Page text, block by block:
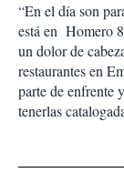
“En el día son
está en Homero
un dolor de
restaurantes en
parte de enfrente
tenerlas